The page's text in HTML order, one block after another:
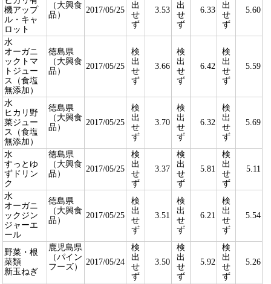
機アップ
ル・キャ
ロット
（大興食
品）
2017/05/25
出
せ
ず
3.53
出
せ
ず
6.33
出
せ
ず
5.60
水
オーガニ
ックトマ
トジュー
ス（食塩
無添加）
徳島県
（大興食
品）
2017/05/25
検
出
せ
ず
3.66
検
出
せ
ず
6.42
検
出
せ
ず
5.59
水
ヒカリ野
菜ジュー
ス（食塩
無添加）
徳島県
（大興食
品）
2017/05/25
検
出
せ
ず
3.70
検
出
せ
ず
6.32
検
出
せ
ず
5.69
水
すっとゆ
ずドリン
ク
徳島県
（大興食
品）
2017/05/25
検
出
せ
ず
3.37
検
出
せ
ず
5.81
検
出
せ
ず
5.11
水
オーガニ
ックジン
ジャーエ
ール
徳島県
（大興食
品）
2017/05/25
検
出
せ
ず
3.51
検
出
せ
ず
6.21
検
出
せ
ず
5.54
野菜・根
菜類
新玉ねぎ
鹿児島県
（パイン
フーズ）
2017/05/24
検
出
せ
ず
3.50
検
出
せ
ず
5.92
検
出
せ
ず
5.26